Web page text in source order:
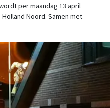
per maandag 13 april
Noord. Samen met